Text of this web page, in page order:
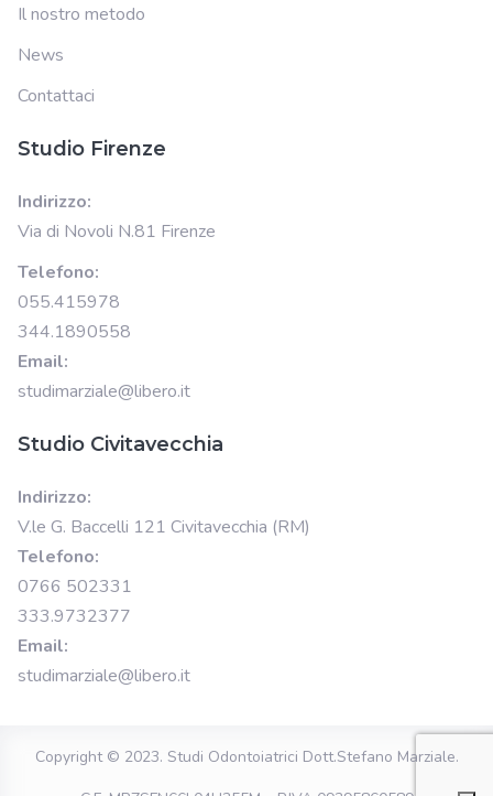
Il nostro metodo
News
Contattaci
Studio Firenze
Indirizzo:
Via di Novoli N.81 Firenze
Telefono:
055.415978
344.1890558
Email:
studimarziale@libero.it
Studio Civitavecchia
Indirizzo:
V.le G. Baccelli 121 Civitavecchia (RM)
Telefono:
0766 502331
333.9732377
Email:
studimarziale@libero.it
Copyright © 2023. Studi Odontoiatrici Dott.Stefano Marziale.